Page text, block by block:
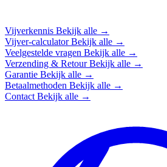
Vijverkennis Bekijk alle →
Vijver-calculatorBekijk alle →
Veelgestelde vragen Bekijk alle →
Verzending & RetourBekijk alle →
Garantie Bekijk alle →
Betaalmethoden Bekijk alle →
Contact Bekijk alle →